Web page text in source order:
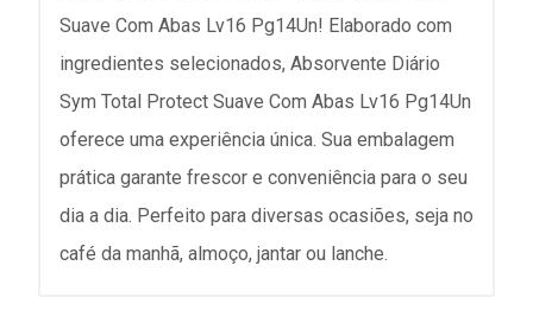
Suave Com Abas Lv16 Pg14Un! Elaborado com
ingredientes selecionados, Absorvente Diário
Sym Total Protect Suave Com Abas Lv16 Pg14Un
oferece uma experiência única. Sua embalagem
prática garante frescor e conveniência para o seu
dia a dia. Perfeito para diversas ocasiões, seja no
café da manhã, almoço, jantar ou lanche.